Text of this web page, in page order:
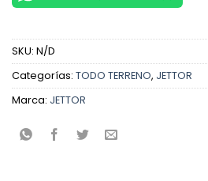
SKU: N/D
Categorías: TODO TERRENO, JETTOR
Marca: JETTOR